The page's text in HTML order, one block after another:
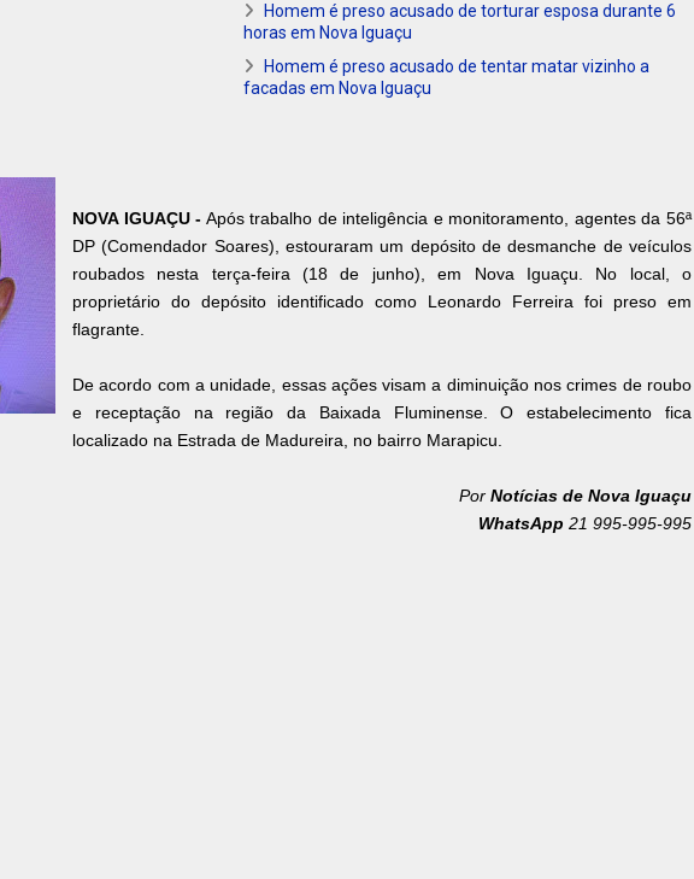
Homem é preso acusado de torturar esposa durante 6
horas em Nova Iguaçu
Homem é preso acusado de tentar matar vizinho a
facadas em Nova Iguaçu
NOVA IGUAÇU - Após trabalho de inteligência e monitoramento, agentes da 56ª
DP (Comendador Soares), estouraram um depósito de desmanche de veículos
roubados nesta terça-feira (18 de junho), em Nova Iguaçu. No local, o
proprietário do depósito identificado como Leonardo Ferreira foi preso em
flagrante.
De acordo com a unidade, essas ações visam a diminuição nos crimes de roubo
e receptação na região da Baixada Fluminense. O estabelecimento fica
localizado na Estrada de Madureira, no bairro Marapicu.
Por Notícias de Nova Iguaçu
WhatsApp 21 995-995-995